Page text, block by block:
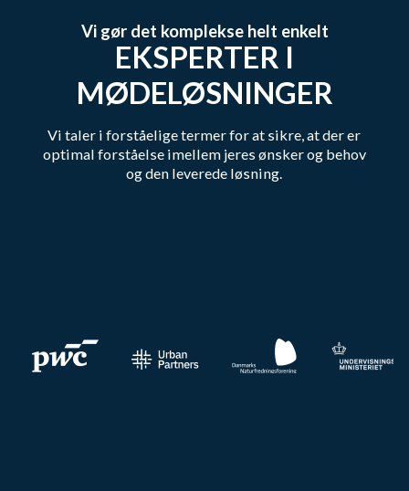
Vi gør det komplekse helt enkelt
EKSPERTER I
MØDELØSNINGER
Vi taler i forståelige termer for at sikre, at der er
optimal forståelse imellem jeres ønsker og behov
og den leverede løsning.